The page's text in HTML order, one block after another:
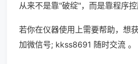
从来不是靠"破绽"，而是靠程序控
若你在仪器使用上需要帮助，想
加微信号; kkss8691 随时交流 。